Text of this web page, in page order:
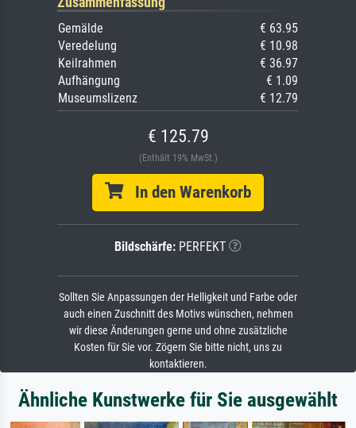
Gemälde
€ 63.95
Veredelung
€ 10.98
Keilrahmen
€ 36.97
Aufhängung
€ 1.09
Museumslizenz
€ 12.79
€ 125.79
(Enthält 19% MwSt.)
In den Warenkorb
Bildschärfe: PERFEKT
Sollten Sie Anpassungen der Helligkeit und Farbe oder
auch einen Zuschnitt des Motivs wünschen, nehmen
wir diese Änderungen gerne und ohne zusätzliche
Kosten für Sie vor. Zögern Sie bitte nicht, uns zu
kontaktieren.
Ähnliche Kunstwerke für Sie ausgewählt